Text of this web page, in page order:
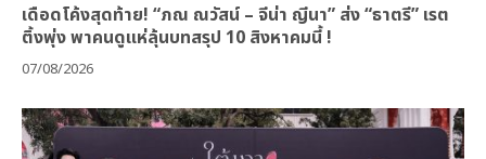
เดือดโค้งสุดท้าย! “ภณ ณวัสน์ – จีน่า ญีนา” ส่ง “ธาตรี” เรต
ติ้งพุ่ง พาคนดูแห่ลุ้นบทสรุป 10 สิงหาคมนี้ !
07/08/2026